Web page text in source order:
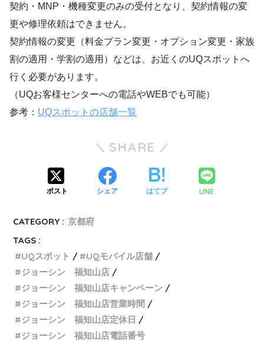
契約・MNP・機種変更のみの受付となり、契約情報の変
更や修理依頼はできません。
契約情報の変更（料金プラン変更・オプション変更・家族
割の適用・学割の適用）などは、お近くのUQスポットへ
行く必要があります。
（UQお客様センターへの電話やWEBでも可能）
参考： UQスポットの店舗一覧
SHARE
ポスト シェア はてブ LINE
CATEGORY : 京都府
TAGS :
UQスポット
UQモバイル店舗
ジョーシン 福知山店
ジョーシン 福知山店キャンペーン
ジョーシン 福知山店営業時間
ジョーシン 福知山店定休日
ジョーシン 福知山店電話番号